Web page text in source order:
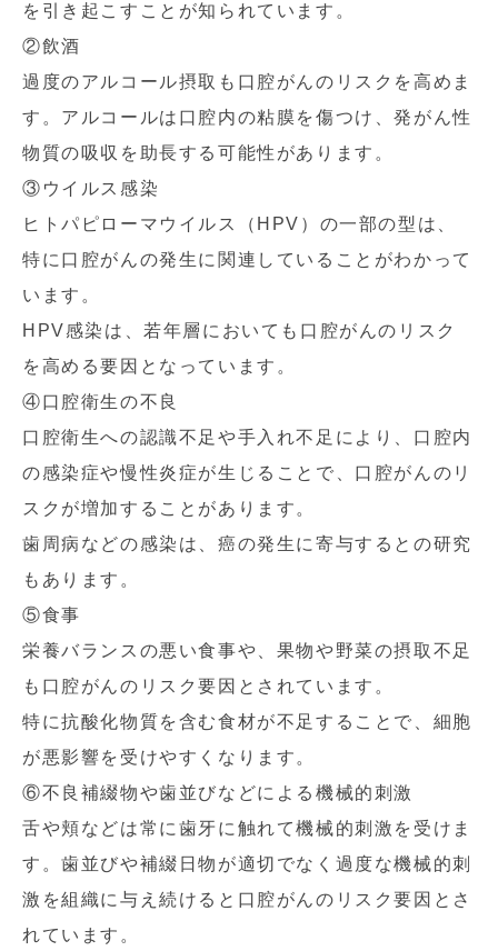
を引き起こすことが知られています。
②飲酒
過度のアルコール摂取も口腔がんのリスクを高めま
す。アルコールは口腔内の粘膜を傷つけ、発がん性
物質の吸収を助長する可能性があります。
③ウイルス感染
ヒトパピローマウイルス（HPV）の一部の型は、
特に口腔がんの発生に関連していることがわかって
います。
HPV感染は、若年層においても口腔がんのリスク
を高める要因となっています。
④口腔衛生の不良
口腔衛生への認識不足や手入れ不足により、口腔内
の感染症や慢性炎症が生じることで、口腔がんのリ
スクが増加することがあります。
歯周病などの感染は、癌の発生に寄与するとの研究
もあります。
⑤食事
栄養バランスの悪い食事や、果物や野菜の摂取不足
も口腔がんのリスク要因とされています。
特に抗酸化物質を含む食材が不足することで、細胞
が悪影響を受けやすくなります。
⑥不良補綴物や歯並びなどによる機械的刺激
舌や頬などは常に歯牙に触れて機械的刺激を受けま
す。歯並びや補綴日物が適切でなく過度な機械的刺
激を組織に与え続けると口腔がんのリスク要因とさ
れています。